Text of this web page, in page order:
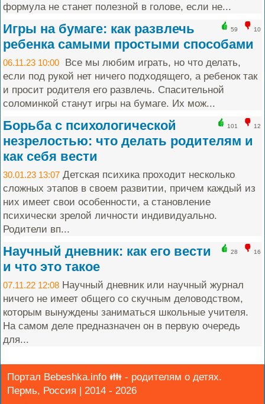
формула не станет полезной в голове, если не...
59 10
Игры на бумаге: как развлечь
ребенка самыми простыми способами
06.11.23 10:00 Все мы любим играть, но что делать,
если под рукой нет ничего подходящего, а ребенок так
и просит родителя его развлечь. Спасительной
соломинкой станут игры на бумаге. Их мож...
101 12
Борьба с психологической
незрелостью: что делать родителям и
как себя вести
30.01.23 13:07 Детская психика проходит несколько
сложных этапов в своем развитии, причем каждый из
них имеет свои особенности, а становление
психически зрелой личности индивидуально.
Родители вп...
28 16
Научный дневник: как его вести
и что это такое
07.11.22 12:08 Научный дневник или научный журнал
ничего не имеет общего со скучным деловодством,
которым вынуждены заниматься школьные учителя.
На самом деле предназначен он в первую очередь
для...
Портал Bebeshka.info 👪 - родителям о детях.
Пермь, Россия | 2014 - 2026